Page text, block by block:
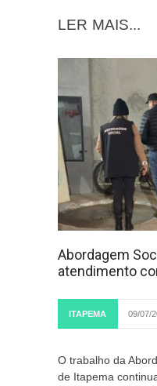
LER MAIS...
Abordagem
atendimento
ITAPEMA 09/07/
O trabalho da
de Itapema